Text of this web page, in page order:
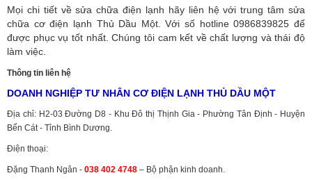
Mọi chi tiết về sửa chữa điện lạnh hãy liên hệ với trung tâm sửa
chữa cơ điện lạnh Thủ Dầu Một. Với số hotline 0986839825 để
được phục vụ tốt nhất. Chúng tôi cam kết về chất lượng và thái độ
làm việc.
Thông tin liên hệ
DOANH NGHIỆP TƯ NHÂN CƠ ĐIỆN LẠNH THỦ DẦU MỘT
Địa chỉ: H2-03 Đường D8 - Khu Đô thị Thịnh Gia - Phường Tân Định - Huyện
Bến Cát - Tỉnh Bình Dương.
Điện thoại:
Đặng Thanh Ngân - 038 402 4748 – Bộ phận kinh doanh.